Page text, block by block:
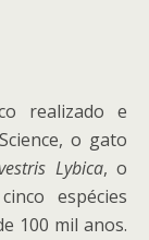
realizado e
o gato
Lybica, o
espécies
100 mil anos.